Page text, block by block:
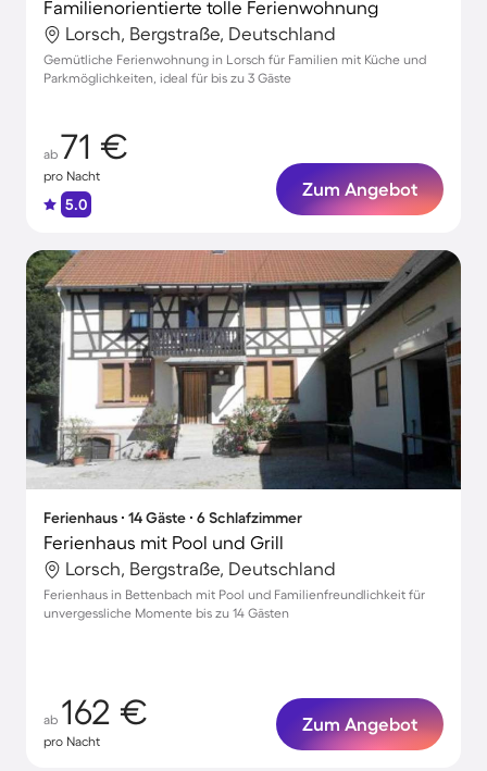
Familienorientierte tolle Ferienwohnung
Lorsch, Bergstraße, Deutschland
Gemütliche Ferienwohnung in Lorsch für Familien mit Küche und
Parkmöglichkeiten, ideal für bis zu 3 Gäste
ab 71 €
pro Nacht
5.0
Zum Angebot
Ferienhaus ∙ 14 Gäste ∙ 6 Schlafzimmer
Ferienhaus mit Pool und Grill
Lorsch, Bergstraße, Deutschland
Ferienhaus in Bettenbach mit Pool und Familienfreundlichkeit für
unvergessliche Momente bis zu 14 Gästen
ab 162 €
pro Nacht
Zum Angebot